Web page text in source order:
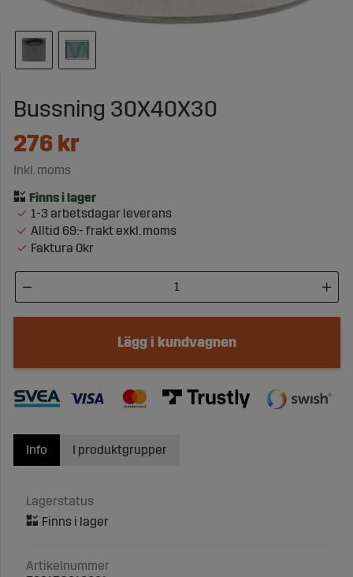
Bussning 30X40X30
276 kr
Inkl. moms
1-3 arbetsdagar leverans
Alltid 69:- frakt exkl. moms
Faktura 0kr
Lägg i kundvagnen
Info
Lagerstatus
Artikelnummer
I produktgrupper